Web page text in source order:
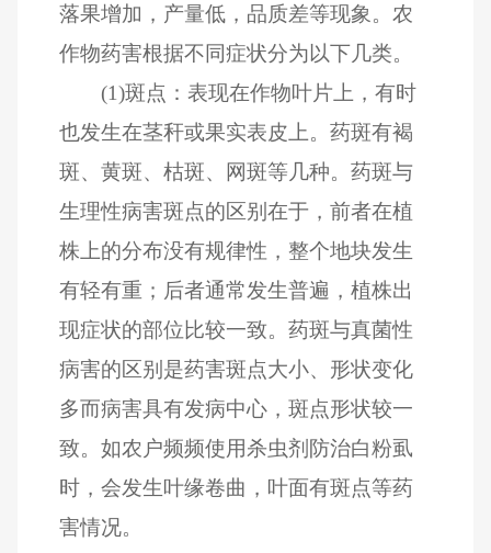
落果增加，产量低，品质差等现象。农
作物药害根据不同症状分为以下几类。
(1)斑点：表现在作物叶片上，有时
也发生在茎秆或果实表皮上。药斑有褐
斑、黄斑、枯斑、网斑等几种。药斑与
生理性病害斑点的区别在于，前者在植
株上的分布没有规律性，整个地块发生
有轻有重；后者通常发生普遍，植株出
现症状的部位比较一致。药斑与真菌性
病害的区别是药害斑点大小、形状变化
多而病害具有发病中心，斑点形状较一
致。如农户频频使用杀虫剂防治白粉虱
时，会发生叶缘卷曲，叶面有斑点等药
害情况。